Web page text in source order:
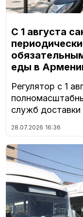
С 1 августа
еды в
Регулятор с 1
служб
28.07.2026 16:36